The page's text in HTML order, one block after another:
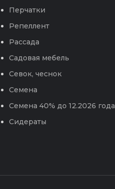
Перчатки
Репеллент
Рассада
Садовая мебель
Севок, чеснок
Семена
Семена 40% до 12.2026 года
Сидераты